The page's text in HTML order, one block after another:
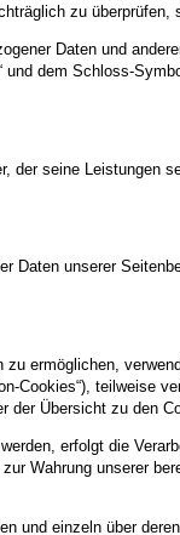
zu
Daten und
dem Schloss-
seine
unserer
ermöglichen,
teilweise
Übersicht zu den
erfolgt die
Wahrung unserer
einzeln über